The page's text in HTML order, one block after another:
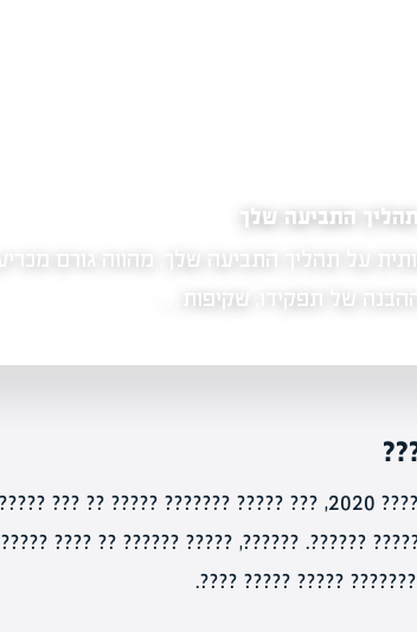
התביעה שלך
על תהליך התביעה שלך, מהווה גורם מכריע
של תפקידו, שקיפות…
גם אם
????. ???? 2020, ??? ????? ??????? ????? ?? ??? ??????, ?? ??????
?????? ?????? ??????. ??????, ?????